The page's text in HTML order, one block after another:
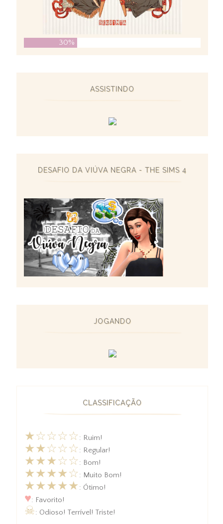
30%
ASSISTINDO
DESAFIO DA VIÚVA NEGRA - THE SIMS 4
JOGANDO
CLASSIFICAÇÃO
★☆☆☆☆: Ruim!
★★☆☆☆: Regular!
★★★☆☆: Bom!
★★★★☆: Muito Bom!
★★★★★: Ótimo!
♥: Favorito!
☠: Odioso! Terrível! Triste!